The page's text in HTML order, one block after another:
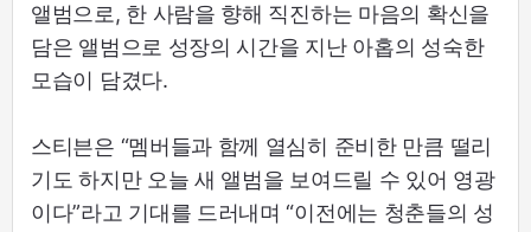
앨범으로, 한 사람을 향해 직진하는 마음의 확신을
담은 앨범으로 성장의 시간을 지난 아홉의 성숙한
모습이 담겼다.
스티븐은 “멤버들과 함께 열심히 준비한 만큼 떨리
기도 하지만 오늘 새 앨범을 보여드릴 수 있어 영광
이다”라고 기대를 드러내며 “이전에는 청춘들의 성